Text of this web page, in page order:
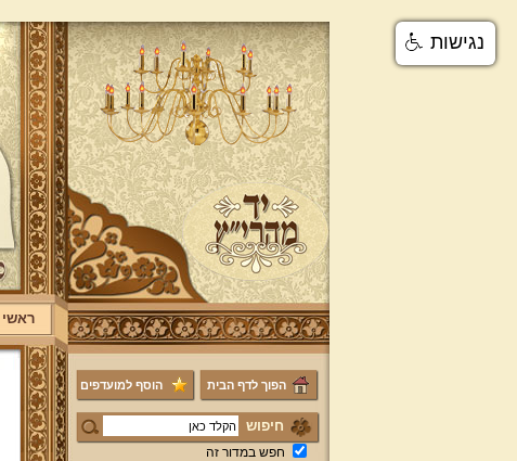
ראשי
הפוך לדף הבית הוסף למועדפים
חיפוש
חפש במדור זה
נגישות